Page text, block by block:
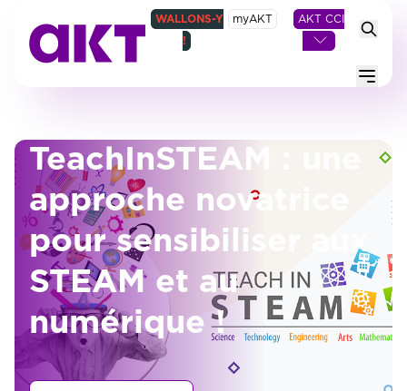
WALLONS-Y
!
myAKT AKT CCI
Menu
TeachInSTEAM : une
approche novatrice
pour sensibiliser aux
STEAM et au
numérique !